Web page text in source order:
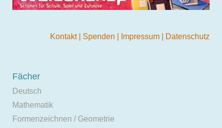
Kontakt Spenden Impressum Datenschutz
Fächer
Deutsch
Mathematik
Formenzeichnen / Geometrie